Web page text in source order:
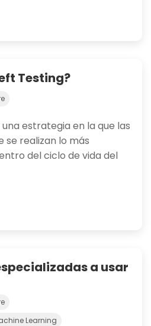
Testing?
estrategia en la que las
se realizan lo más
del ciclo de vida del
a usar
Learning